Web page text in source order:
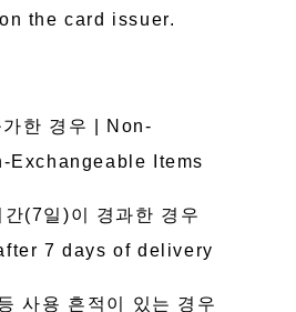
the card issuer.
한 경우 | Non-
Exchangeable Items
간(7일)이 경과한 경우
7 days of delivery
사용 흔적이 있는 경우